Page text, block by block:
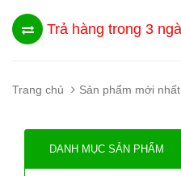
Trả hàng trong 3
Trang chủ Sản phẩm mới nhất
DANH MỤC SẢN PHẨM